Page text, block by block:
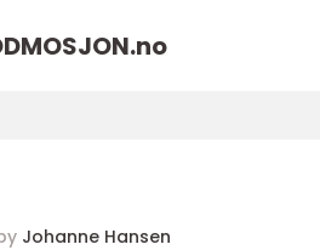
no
Johanne Hansen